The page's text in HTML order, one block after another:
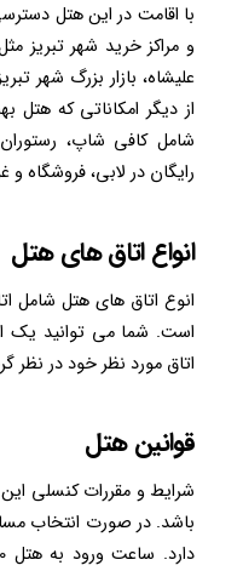
با اقامت در این هتل
و مراکز خرید شهر تبریز
علیشاه، بازار بزرگ شهر
از دیگر امکاناتی که هتل
شامل کافی شاپ،
رایگان در لابی، فروشگاه و
انواع اتاق های هتل
است. شما می توانید یک
اتاق مورد نظر خود در نظر
قوانین هتل
شرایط و مقررات کنسلی
باشد. در صورت انتخاب